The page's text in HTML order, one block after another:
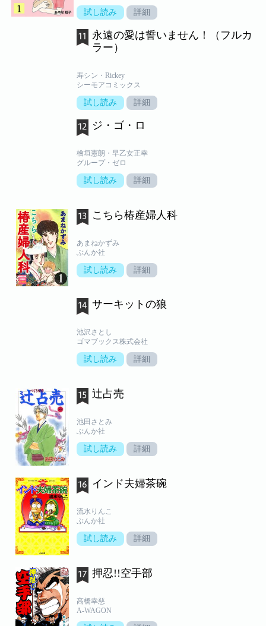
試し読み 詳細
永遠の愛は誓いません！（フルカ
ラー）
寿シン・Rickey
シーモアコミックス
試し読み 詳細
ジ・ゴ・ロ
檜垣憲朗・早乙女正幸
グループ・ゼロ
試し読み 詳細
こちら椿産婦人科
あまねかずみ
ぶんか社
試し読み 詳細
サーキットの狼
池沢さとし
ゴマブックス株式会社
試し読み 詳細
辻占売
池田さとみ
ぶんか社
試し読み 詳細
インド夫婦茶碗
流水りんこ
ぶんか社
試し読み 詳細
押忍!!空手部
高橋幸慈
A-WAGON